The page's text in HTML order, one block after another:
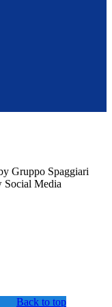
Gruppo Spaggiari
Social Media
Back to top